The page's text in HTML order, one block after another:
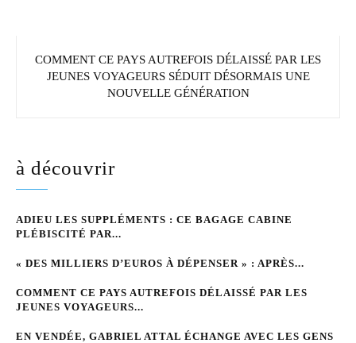
COMMENT CE PAYS AUTREFOIS DÉLAISSÉ PAR LES
JEUNES VOYAGEURS SÉDUIT DÉSORMAIS UNE
NOUVELLE GÉNÉRATION
à découvrir
ADIEU LES SUPPLÉMENTS : CE BAGAGE CABINE
PLÉBISCITÉ PAR...
« DES MILLIERS D’EUROS À DÉPENSER » : APRÈS...
COMMENT CE PAYS AUTREFOIS DÉLAISSÉ PAR LES
JEUNES VOYAGEURS...
EN VENDÉE, GABRIEL ATTAL ÉCHANGE AVEC LES GENS